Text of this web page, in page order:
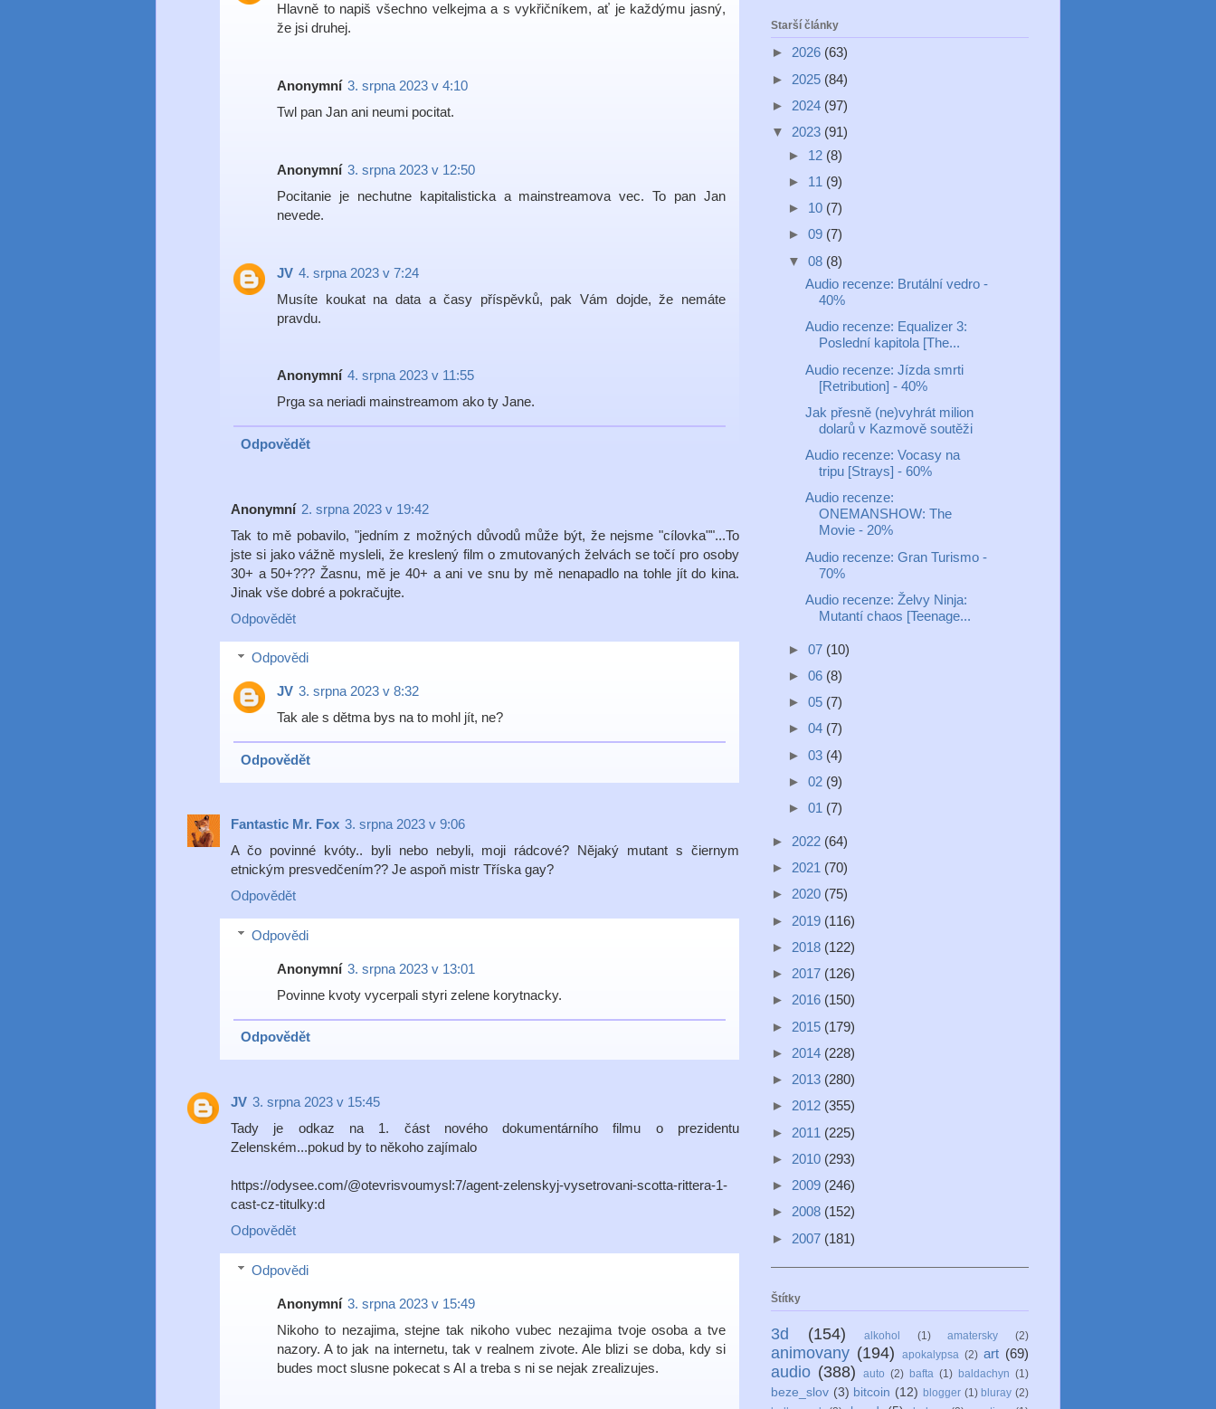
Hlavně to napiš všechno velkejma a s vykřičníkem, ať je každýmu jasný,
že jsi druhej.
Anonymní 3. srpna 2023 v 4:10
Twl pan Jan ani neumi pocitat.
Anonymní 3. srpna 2023 v 12:50
Pocitanie je nechutne kapitalisticka a mainstreamova vec. To pan Jan
nevede.
JV 4. srpna 2023 v 7:24
Musíte koukat na data a časy příspěvků, pak Vám dojde, že nemáte
pravdu.
Anonymní 4. srpna 2023 v 11:55
Prga sa neriadi mainstreamom ako ty Jane.
Odpovědět
Anonymní 2. srpna 2023 v 19:42
Tak to mě pobavilo, "jedním z možných důvodů může být, že nejsme "cílovka""...To
jste si jako vážně mysleli, že kreslený film o zmutovaných želvách se točí pro osoby
30+ a 50+??? Žasnu, mě je 40+ a ani ve snu by mě nenapadlo na tohle jít do kina.
Jinak vše dobré a pokračujte.
Odpovědět
Odpovědi
JV 3. srpna 2023 v 8:32
Tak ale s dětma bys na to mohl jít, ne?
Odpovědět
Fantastic Mr. Fox 3. srpna 2023 v 9:06
A čo povinné kvóty.. byli nebo nebyli, moji rádcové? Nějaký mutant s čiernym
etnickým presvedčením?? Je aspoň mistr Tříska gay?
Odpovědět
Odpovědi
Anonymní 3. srpna 2023 v 13:01
Povinne kvoty vycerpali styri zelene korytnacky.
Odpovědět
JV 3. srpna 2023 v 15:45
Tady je odkaz na 1. část nového dokumentárního filmu o prezidentu
Zelenském...pokud by to někoho zajímalo
https://odysee.com/@otevrisvoumysl:7/agent-zelenskyj-vysetrovani-scotta-rittera-1-
cast-cz-titulky:d
Odpovědět
Odpovědi
Anonymní 3. srpna 2023 v 15:49
Nikoho to nezajima, stejne tak nikoho vubec nezajima tvoje osoba a tve
nazory. A to jak na internetu, tak v realnem zivote. Ale blizi se doba, kdy si
budes moct slusne pokecat s AI a treba s ni se nejak zrealizujes.
Starší články
► 2026 (63)
► 2025 (84)
► 2024 (97)
▼ 2023 (91)
► 12 (8)
► 11 (9)
► 10 (7)
► 09 (7)
▼ 08 (8)
Audio recenze: Brutální vedro -
40%
Audio recenze: Equalizer 3:
Poslední kapitola [The...
Audio recenze: Jízda smrti
[Retribution] - 40%
Jak přesně (ne)vyhrát milion
dolarů v Kazmově soutěži
Audio recenze: Vocasy na
tripu [Strays] - 60%
Audio recenze:
ONEMANSHOW: The
Movie - 20%
Audio recenze: Gran Turismo -
70%
Audio recenze: Želvy Ninja:
Mutantí chaos [Teenage...
► 07 (10)
► 06 (8)
► 05 (7)
► 04 (7)
► 03 (4)
► 02 (9)
► 01 (7)
► 2022 (64)
► 2021 (70)
► 2020 (75)
► 2019 (116)
► 2018 (122)
► 2017 (126)
► 2016 (150)
► 2015 (179)
► 2014 (228)
► 2013 (280)
► 2012 (355)
► 2011 (225)
► 2010 (293)
► 2009 (246)
► 2008 (152)
► 2007 (181)
Štítky
3d (154) alkohol (1) amatersky (2)
animovany (194) apokalypsa (2) art (69)
audio (388) auto (2) bafta (1) baldachyn (1)
beze_slov (3) bitcoin (12) blogger (1) bluray (2)